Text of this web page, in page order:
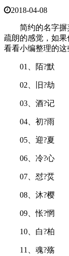
2018-04-08
简约的名字摒
疏朗的感觉，如
看看小编整理的这
01、陌?默
02、旧?劫
03、酒?记
04、初?雨
05、迎?夏
06、冷?心
07、怼?烎
08、沐?樱
09、怅?惘
10、白?柏
11、魂?殇